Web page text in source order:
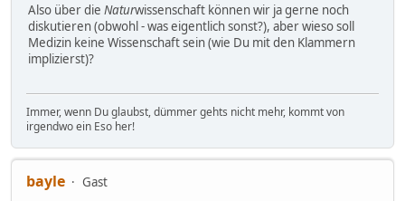
Also über die Naturwissenschaft können wir ja gerne noch
diskutieren (obwohl - was eigentlich sonst?), aber wieso soll
Medizin keine Wissenschaft sein (wie Du mit den Klammern
implizierst)?
Immer, wenn Du glaubst, dümmer gehts nicht mehr, kommt von
irgendwo ein Eso her!
bayle
Gast